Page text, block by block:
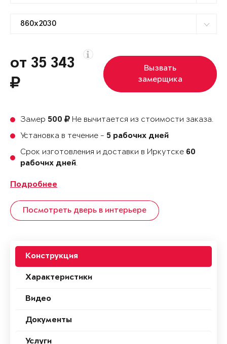
от 35 343
Вызвать
замерщика
Замер 500
Не вычитается из стоимости заказа.
Установка в течение - 5 рабочих дней
Срок изготовления и доставки в Иркутске 60
рабочих дней.
Подробнее
Посмотреть дверь в интерьере
Конструкция
Характеристики
Видео
Документы
Услуги